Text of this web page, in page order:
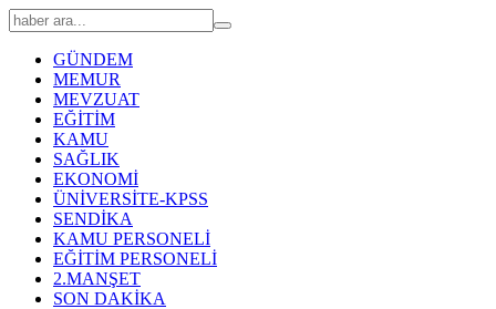
GÜNDEM
MEMUR
MEVZUAT
EĞİTİM
KAMU
SAĞLIK
EKONOMİ
ÜNİVERSİTE-KPSS
SENDİKA
KAMU PERSONELİ
EĞİTİM PERSONELİ
2.MANŞET
SON DAKİKA